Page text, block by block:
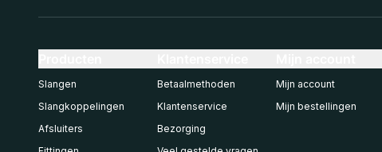
Slangen
Slangkoppelingen
Afsluiters
Betaalmethoden
Klantenservice
Bezorging
Mijn account
Mijn bestellingen